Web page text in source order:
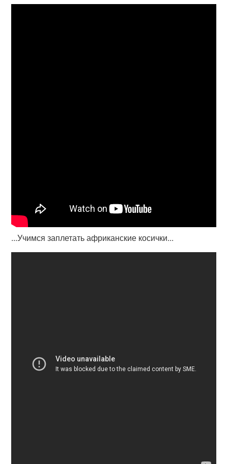
...Учимся заплетать африканские косички...